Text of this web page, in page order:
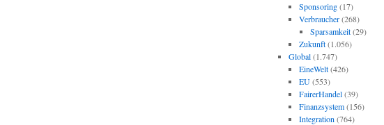
Sponsoring(17)
Verbraucher(268)
Sparsamkeit(29)
Zukunft(1.056)
Global(1.747)
EineWelt(426)
EU(553)
FairerHandel(39)
Finanzsystem(156)
Integration (764)